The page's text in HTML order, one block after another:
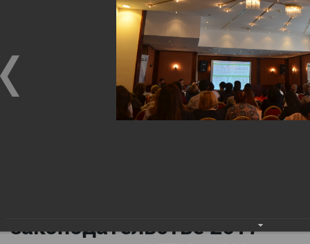
Изменения в трудовом и
налоговом
законодательстве:
Обязательное
медицинское страхование,
законодательстве 2017